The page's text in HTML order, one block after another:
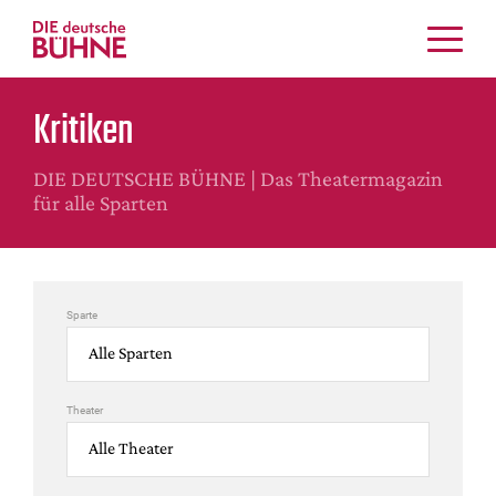
Schauspiel
Tanz
Festivals & Veranstaltungen
Menschen & Theater
Internationales
Nachrufe
Kritiken
DIE DEUTSCHE BÜHNE | Das Theatermagazin
für alle Sparten
Sparte
Theater